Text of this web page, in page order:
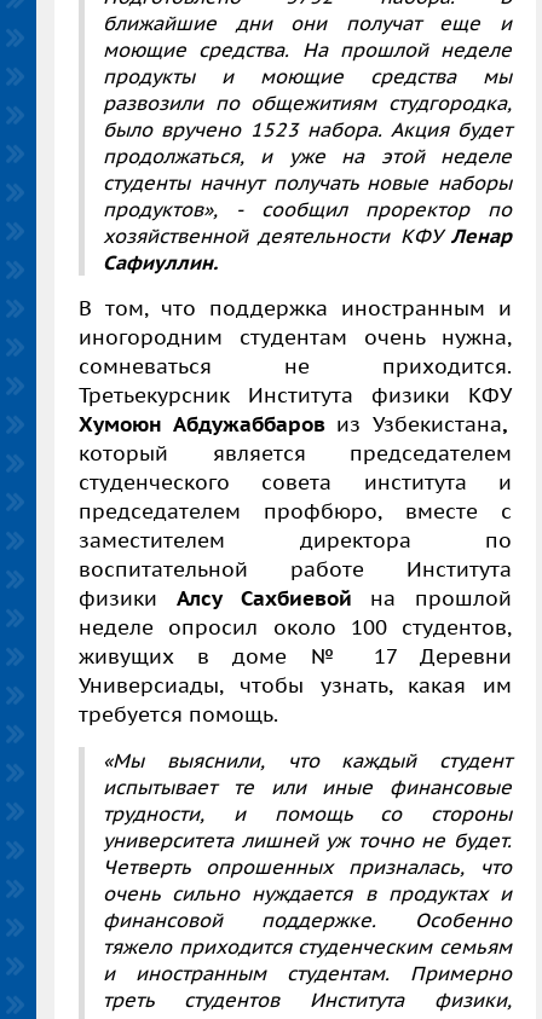
ближайшие дни они получат еще и
моющие средства. На прошлой неделе
продукты и моющие средства мы
развозили по общежитиям студгородка,
было вручено 1523 набора. Акция будет
продолжаться, и уже на этой неделе
студенты начнут получать новые наборы
продуктов», - сообщил проректор по
хозяйственной деятельности КФУЛенар
Сафиуллин.
В том, что поддержка иностранным и
иногородним студентам очень нужна,
сомневаться не приходится.
Третьекурсник Института физики КФУ
Хумоюн Абдужаббаровиз Узбекистана,
который является председателем
студенческого совета института и
председателем профбюро, вместе с
заместителем директора по
воспитательной работе Института
физики Алсу Сахбиевой на прошлой
неделе
опросил около 100 студентов,
живущих в доме № 17 Деревни
Универсиады, чтобы узнать, какая им
требуется помощь.
«Мы выяснили, что каждый студент
испытывает те или иные финансовые
трудности, и помощь со стороны
университета лишней уж точно не будет.
Четверть опрошенных призналась, что
очень сильно нуждается в продуктах и
финансовой поддержке. Особенно
тяжело приходится студенческим семьям
и иностранным студентам. Примерно
треть студентов Института физики,